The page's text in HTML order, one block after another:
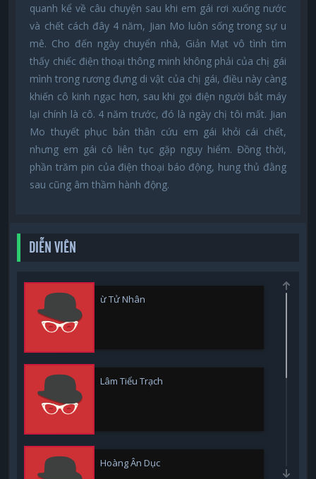
quanh kể về câu chuyện sau khi em gái rơi xuống nước
và chết cách đây 4 năm, Jian Mo luôn sống trong sự u
mê. Cho đến ngày chuyển nhà, Giản Mạt vô tình tìm
thấy chiếc điện thoại thông minh không phải của chị gái
mình trong rương đựng di vật của chị gái, điều này càng
khiến cô kinh ngạc hơn, sau khi gọi điện người bắt máy
lại chính là cô. 4 năm trước, đó là ngày chị tôi mất. Jian
Mo thuyết phục bản thân cứu em gái khỏi cái chết,
nhưng em gái cô liên tục gặp nguy hiểm. Đồng thời,
phần trăm pin của điện thoại báo động, hung thủ đằng
sau cũng âm thầm hành động.
DIỄN VIÊN
ừ Tử Nhân
Lâm Tiểu Trạch
Hoàng Ân Dục